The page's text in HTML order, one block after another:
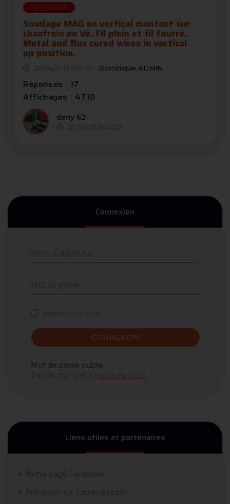
INFORMATION
Soudage MAG en vertical montant sur
chanfrein en Vé. Fil plein et fil fourré.
Metal and flux cored wires in vertical
up position.
28/04/2013 11:18:02 - Dominique ADMIN
Réponses : 17
Affichages : 4710
dany 62
22/11/2017 16:45:27
Connexion
CONNEXION
Mot de passe oublié
Inscrivez-vous
Liens utiles et partenaires
Notre page Facebook
Annoncer sur Soudeurs.com